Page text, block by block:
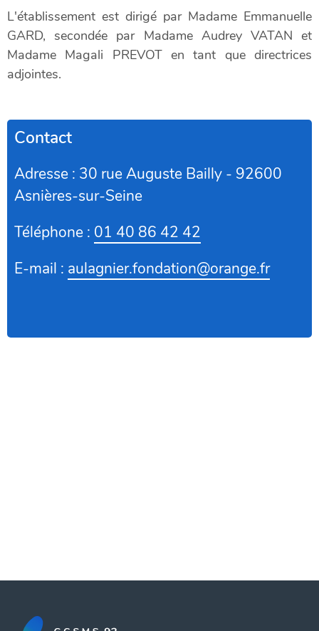
L'établissement est dirigé par Madame Emmanuelle
GARD, secondée par Madame Audrey VATAN et
Madame Magali PREVOT en tant que directrices
adjointes.
Contact
Adresse : 30 rue Auguste Bailly - 92600
Asnières-sur-Seine
Téléphone : 01 40 86 42 42
E-mail : aulagnier.fondation@orange.fr